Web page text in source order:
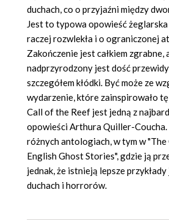
duchach, co o przyjaźni między
Jest to typowa opowieść żeglarska
raczej rozwlekła i o ograniczonej
Zakończenie jest całkiem zgrabne,
nadprzyrodzony jest dość
szczegółem kłódki. Być może ze
wydarzenie, które zainspirowało
Call of the Reef jest jedną z
opowieści Arthura Quiller-Coucha.
różnych antologiach, w tym w
English Ghost Stories", gdzie ją
jednak, że istnieją lepsze
duchach i horrorów.